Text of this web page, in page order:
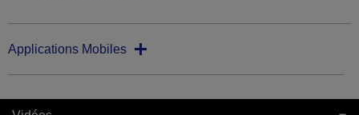
Applications Mobiles